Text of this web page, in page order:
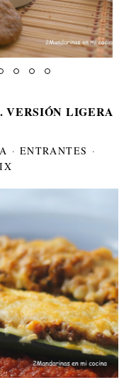
VERSIÓN LIGERA
· ENTRANTES ·